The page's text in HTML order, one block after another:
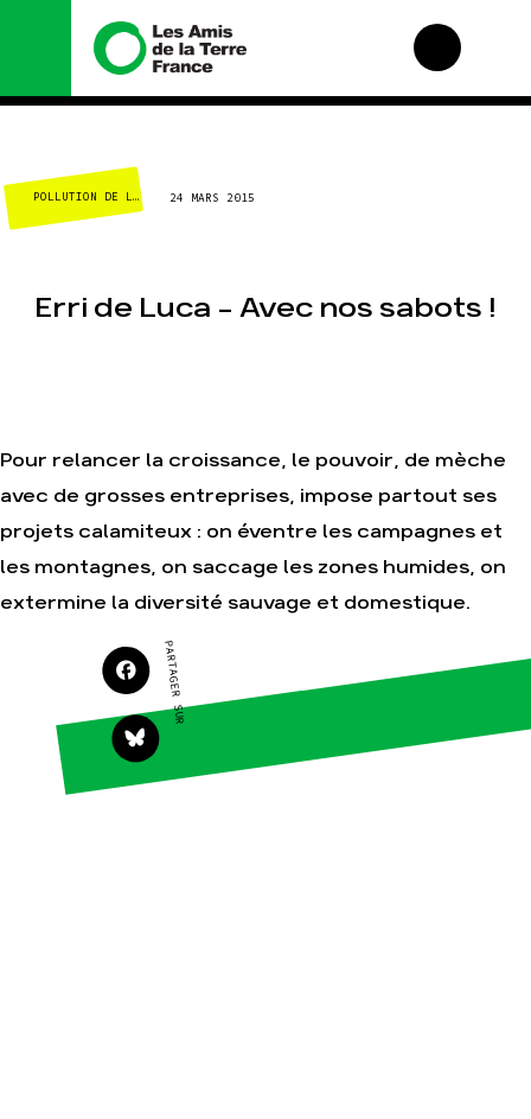
Nous connaître
Histoire
Valeurs
de la Terre
Mode : une tendance
destructrice
S'engager sur le
terrain
Agir au quotidien
Soutenir les
campagnes
Transmettre tout ou
Climat – Énergie
Agriculture
Multinationales
POLLUTION DE L'AIR ET TRANSPORTS 24 MARS 2015
Erri de Luca – Avec nos sabots !
Pour relancer la croissance, le pouvoir, de mèche
avec de grosses entreprises, impose partout ses
projets calamiteux : on éventre les campagnes et
les montagnes, on saccage les zones humides, on
extermine la diversité sauvage et domestique.
PARTAGER SUR